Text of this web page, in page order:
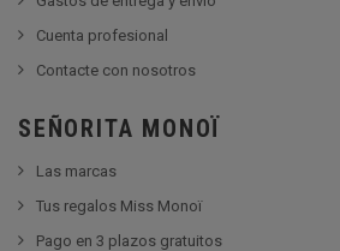
Cuenta profesional
Contacte con nosotros
SEÑORITA MONOÏ
Las marcas
Tus regalos Miss Monoï
Pago en 3 plazos gratuitos